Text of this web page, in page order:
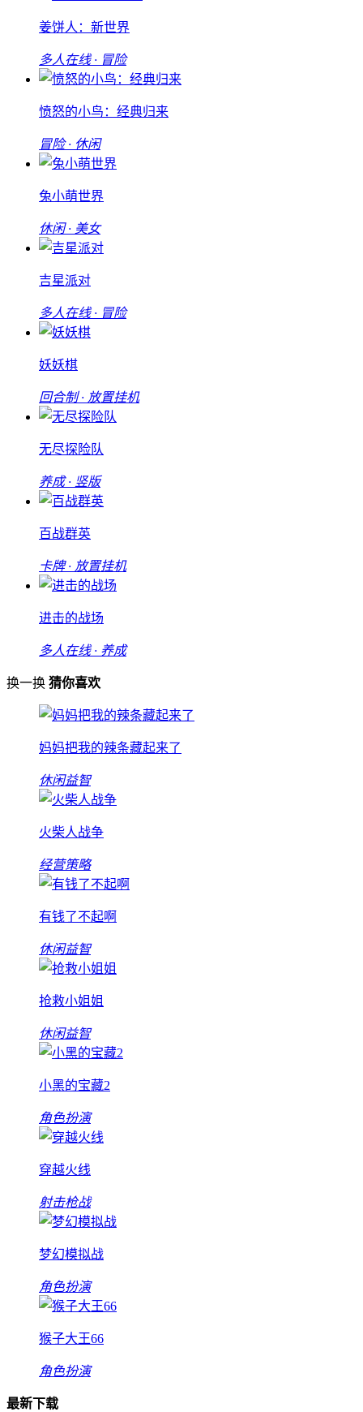
姜饼人：新世界
多人在线 · 冒险
愤怒的小鸟：经典归来
冒险 · 休闲
兔小萌世界
休闲 · 美女
吉星派对
多人在线 · 冒险
妖妖棋
回合制 · 放置挂机
无尽探险队
养成 · 竖版
百战群英
卡牌 · 放置挂机
进击的战场
多人在线 · 养成
换一换 猜你喜欢
妈妈把我的辣条藏起来了
休闲益智
火柴人战争
经营策略
有钱了不起啊
休闲益智
抢救小姐姐
休闲益智
小黑的宝藏2
角色扮演
穿越火线
射击枪战
梦幻模拟战
角色扮演
猴子大王66
角色扮演
最新下载